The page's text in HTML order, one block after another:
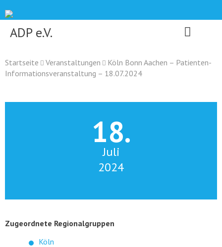
to
content
ADP e.V.
Startseite Veranstaltungen
Köln Bonn Aachen – Patienten-
Informationsveranstaltung – 18.07.2024
18.
Juli
2024
Zugeordnete Regionalgruppen
Köln